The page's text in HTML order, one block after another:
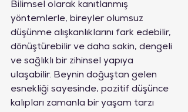
Bilimsel olarak kanıtlanmış
yöntemlerle, bireyler olumsuz
düşünme alışkanlıklarını fark edebilir,
dönüştürebilir ve daha sakin, dengeli
ve sağlıklı bir zihinsel yapıya
ulaşabilir. Beynin doğuştan gelen
esnekliği sayesinde, pozitif düşünce
kalıpları zamanla bir yaşam tarzı